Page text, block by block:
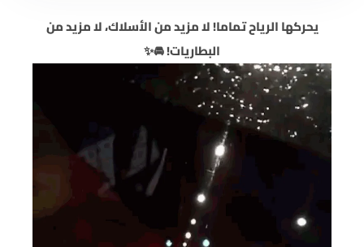
يحركها الرياح تماما! لا مزيد من الأسلاك، لا مزيد من
البطاريات! 🚘✨